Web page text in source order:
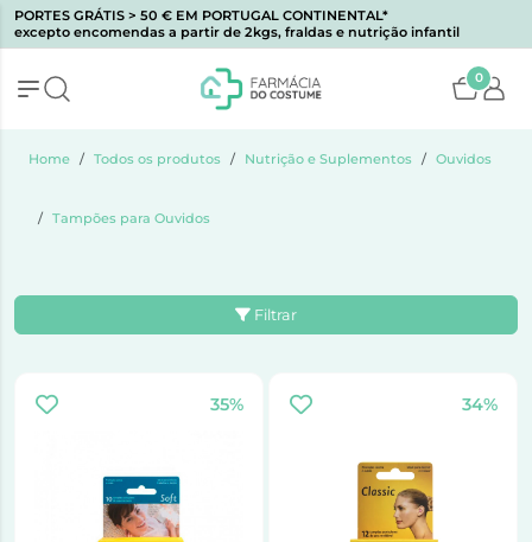
PORTES GRÁTIS > 50 € EM PORTUGAL CONTINENTAL*
excepto encomendas a partir de 2kgs, fraldas e nutrição infantil
0
Home Todos os produtos Nutrição e Suplementos Ouvidos
Tampões para Ouvidos
Filtrar
35% 34%